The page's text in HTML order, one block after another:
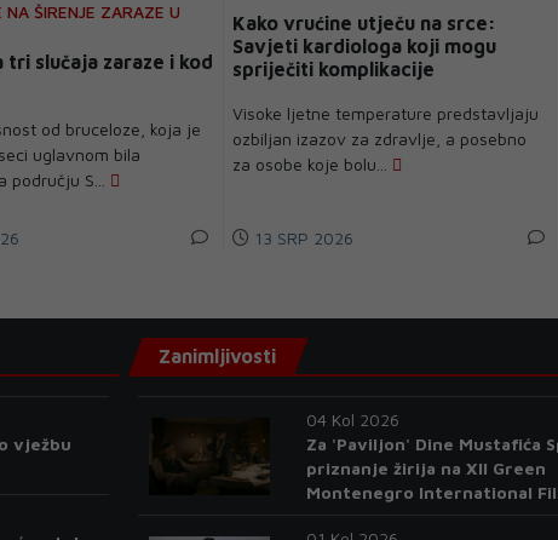
NA ŠIRENJE ZARAZE U
tri slučaja zaraze i kod
od bruceloze, koja je
uglavnom bila
području S...
Kako vrućine utječu na srce:
Savjeti kardiologa koji mogu
spriječiti komplikacije
Visoke ljetne temperature predstavljaju
ozbiljan izazov za zdravlje, a posebno
za osobe koje bolu...
13 SRP 2026
vježbu
Zanimljivosti
04 Kol 2026
Za 'Paviljon' Dine Mustafića
priznanje žirija na XII Green
Montenegro International